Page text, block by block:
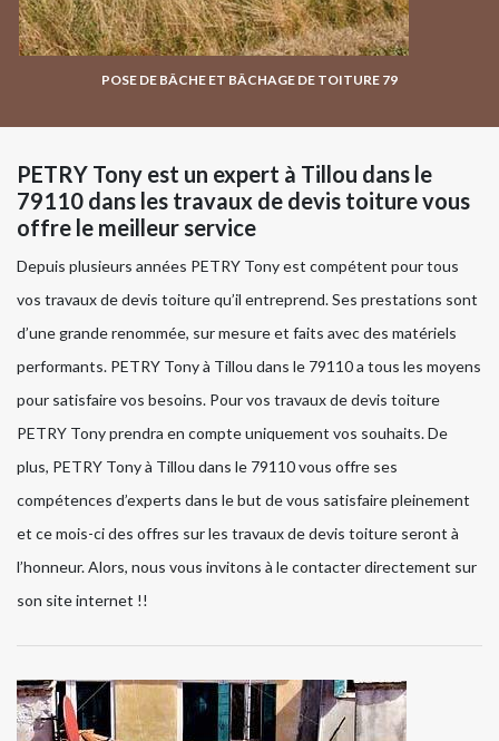
POSE DE BÂCHE ET BÂCHAGE DE TOITURE 79
PETRY Tony est un expert à Tillou dans le
79110 dans les travaux de devis toiture vous
offre le meilleur service
Depuis plusieurs années PETRY Tony est compétent pour tous
vos travaux de devis toiture qu’il entreprend. Ses prestations sont
d’une grande renommée, sur mesure et faits avec des matériels
performants. PETRY Tony à Tillou dans le 79110 a tous les moyens
pour satisfaire vos besoins. Pour vos travaux de devis toiture
PETRY Tony prendra en compte uniquement vos souhaits. De
plus, PETRY Tony à Tillou dans le 79110 vous offre ses
compétences d’experts dans le but de vous satisfaire pleinement
et ce mois-ci des offres sur les travaux de devis toiture seront à
l’honneur. Alors, nous vous invitons à le contacter directement sur
son site internet !!